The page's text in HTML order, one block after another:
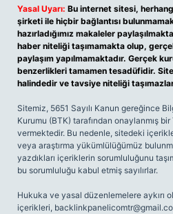
Yasal Uyarı: Bu internet sitesi,
şirketi ile hiçbir bağlantısı
hazırladığımız makaleler
haber niteliği taşımamakta olup,
paylaşım yapılmamaktadır. Gerçek
benzerlikleri tamamen tesadüfidir.
halindedir ve tavsiye niteliği
Sitemiz, 5651 Sayılı Kanun gereğince
Kurumu (BTK) tarafından onaylanmış
vermektedir. Bu nedenle, sitedeki
veya araştırma yükümlülüğümüz
yazdıkları içeriklerin sorumluluğunu
bu sorumluluğu kabul etmiş sayılırlar.
Hukuka ve yasal düzenlemelere aykırı
içerikleri,